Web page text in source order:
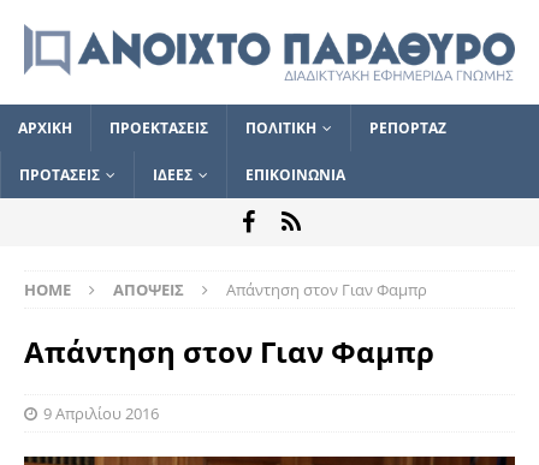
ΑΡΧΙΚΗ ΠΡΟΕΚΤΑΣΕΙΣ ΠΟΛΙΤΙΚΗ ΡΕΠΟΡΤΑΖ
ΠΡΟΤΑΣΕΙΣ ΙΔΕΕΣ ΕΠΙΚΟΙΝΩΝΙΑ
HOME ΑΠΟΨΕΙΣ Απάντηση στον Γιαν Φαμπρ
Απάντηση στον Γιαν Φαμπρ
9 Απριλίου 2016